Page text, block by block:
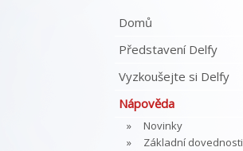
Domů
Představení Delfy
Vyzkoušejte si Delfy
Nápověda
Novinky
Základní dovednosti